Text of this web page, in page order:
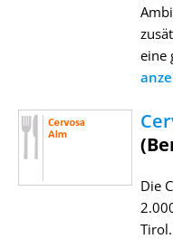
eine
Die